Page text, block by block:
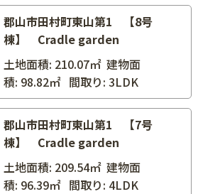
郡山市田村町東山第1 【8号
棟】 Cradle garden
土地面積: 210.07㎡建物面
積: 98.82㎡ 間取り: 3LDK
郡山市田村町東山第1 【7号
棟】 Cradle garden
土地面積: 209.54㎡建物面
積: 96.39㎡ 間取り: 4LDK